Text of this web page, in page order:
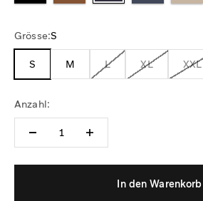
Grösse:S
S M L XL XXL
Anzahl:
In den Warenkorb